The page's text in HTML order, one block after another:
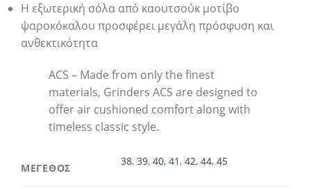
Η εξωτερική σόλα από καουτσούκ μοτίβο
ψαροκόκαλου προσφέρει μεγάλη πρόσφυση και
ανθεκτικότητα
ACS – Made from only the finest
materials, Grinders ACS are designed to
offer air cushioned comfort along with
timeless classic style.
ΜΕΓΕΘΟΣ
38,39,40,41,42,44,45